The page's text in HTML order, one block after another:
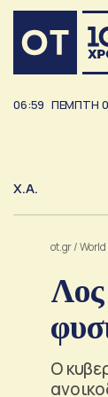
06:59 ΠΕΜΠΤΗ
Χ.Α.
ot.gr/World
Λος
Ο